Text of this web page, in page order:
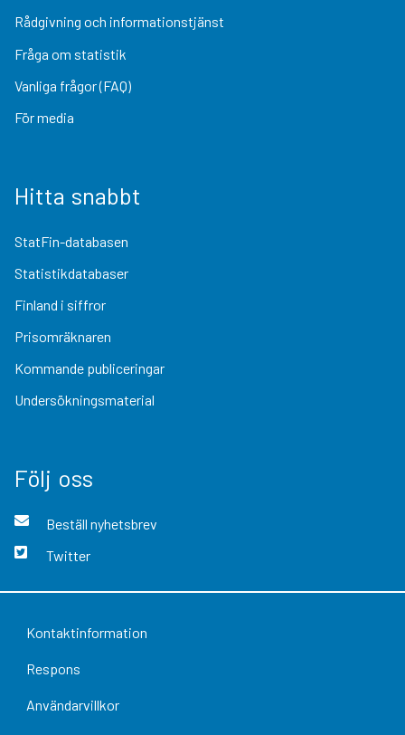
Rådgivning och informationstjänst
Fråga om statistik
Vanliga frågor (FAQ)
För media
Hitta snabbt
StatFin-databasen
Statistikdatabaser
Finland i siffror
Prisomräknaren
Kommande publiceringar
Undersökningsmaterial
Följ oss
Beställ nyhetsbrev
Twitter
Kontaktinformation
Respons
Användarvillkor